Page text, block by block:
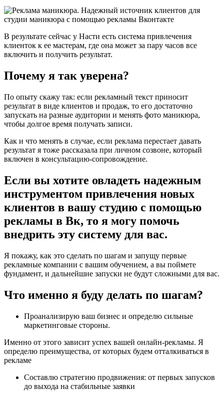
В результате сейчас у Насти есть система привлечения
клиенток к ее мастерам, где она может за пару часов все
включить и получить результат.
Почему я так уверена?
По опыту скажу так: если рекламный текст приносит
результат в виде клиентов и продаж, то его достаточно
запускать на разные аудитории и менять фото маникюра,
чтобы долгое время получать записи.
Как и что менять в случае, если реклама перестает давать
результат я тоже рассказала при личном созвоне, который
включен в консультацию-сопровождение.
Если вы хотите овладеть надежным
инструментом привлечения новых
клиентов в вашу студию с помощью
рекламы в Вк, то я могу помочь
внедрить эту систему для вас.
Я покажу, как это сделать по шагам и запущу первые
рекламные компании с вашим обучением, а вы поймете
фундамент, и дальнейшие запуски не будут сложными для вас.
Что именно я буду делать по шагам?
Проанализирую ваш бизнес и определю сильные
маркетинговые стороны.
Именно от этого зависит успех вашей онлайн-рекламы. Я
определю преимущества, от которых будем отталкиваться в
рекламе
Составлю стратегию продвижения: от первых запусков
до выхода на стабильные заявки